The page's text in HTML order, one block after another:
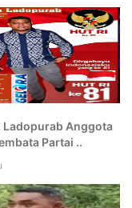
Ladopurab Anggota
Partai ..